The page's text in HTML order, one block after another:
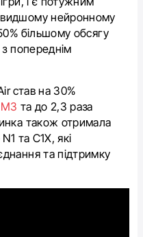
нейронному
більшому обсягу
попереднім
став на 30%
та до 2,3 раза
також отримала
та C1X, які
та підтримку